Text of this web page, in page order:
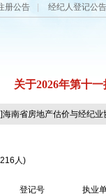
册公告 经纪人登记公告
关于2026年第十
海南省房地产估价与经纪
216 人)
登记号
执业